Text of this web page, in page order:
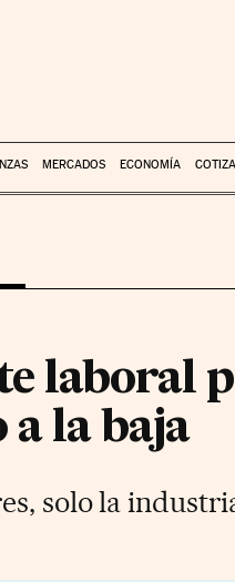
MERCADOS ECONOMÍA
laboral
a la baja
solo la